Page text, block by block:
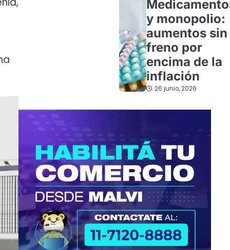
y monopolio:
aumentos sin
freno por
encima de la
inflación
26 junio, 2026